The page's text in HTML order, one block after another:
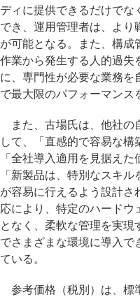
ディに提供できるだけでな
でき、運用管理者は、より
が可能となる。また、構成
作業から発生する人的過失
に、専門性が必要な業務を
で最大限のパフォーマンス
また、古場氏は、他社の
して、「直感的で容易な構
「全社導入適用を見据えた
「新製品は、特別なスキ
が容易に行えるよう設計さ
応により、特定のハードウ
となく、柔軟な管理を実現
でさまざまな環境に導入で
ている。
参考価格（税別）は、標